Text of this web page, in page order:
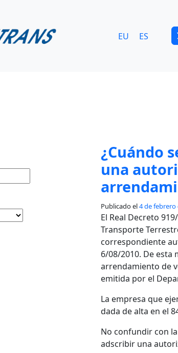
EU ES
¿Cuándo
una
Publicado el4 de febrero
El Real Decreto
Transporte
correspondiente
6/08/2010. De esta
arrendamiento de
emitida por el
La empresa que
dada de alta en el
No confundir con
adscribir una